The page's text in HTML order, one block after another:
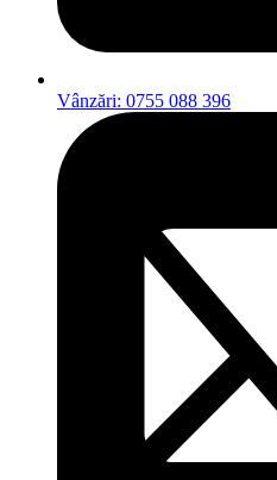
Vânzări: 0755 088 396